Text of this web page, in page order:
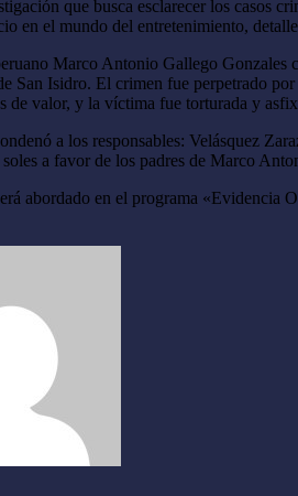
que busca esclarecer los casos
en el mundo del entretenimiento,
Marco Antonio Gallego
San Isidro. El crimen fue perpetrado
de valor, y la víctima fue torturada y
a los responsables: Velásquez
a favor de los padres de Marco
abordado en el programa